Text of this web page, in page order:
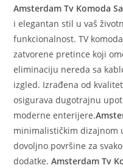
Amsterdam Tv Komoda
i elegantan stil u vaš
funkcionalnost. TV
zatvorene pretince koji
eliminaciju nereda sa
izgled. Izrađena od
osigurava dugotrajnu
moderne enterijere.
minimalističkim dizajnom
dovoljno površine za
dodatke.Amsterdam Tv